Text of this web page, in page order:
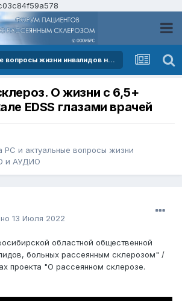
Тема РС и актуальные вопросы жизни инвалидов на ВИДЕО и АУДИО
О жизни с 6,5+
EDSS глазами врачей
РС и актуальные вопросы жизни
и АУДИО
13 Июля 2022
областной общественной
больных рассеянным склерозом" /
проекта "О рассеянном склерозе.